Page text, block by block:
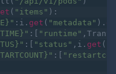
"/api/v1/pods"
"items"
):
:i. get ( "metadata" ).
:[ "runtime"
:[ "status" ,i.get (